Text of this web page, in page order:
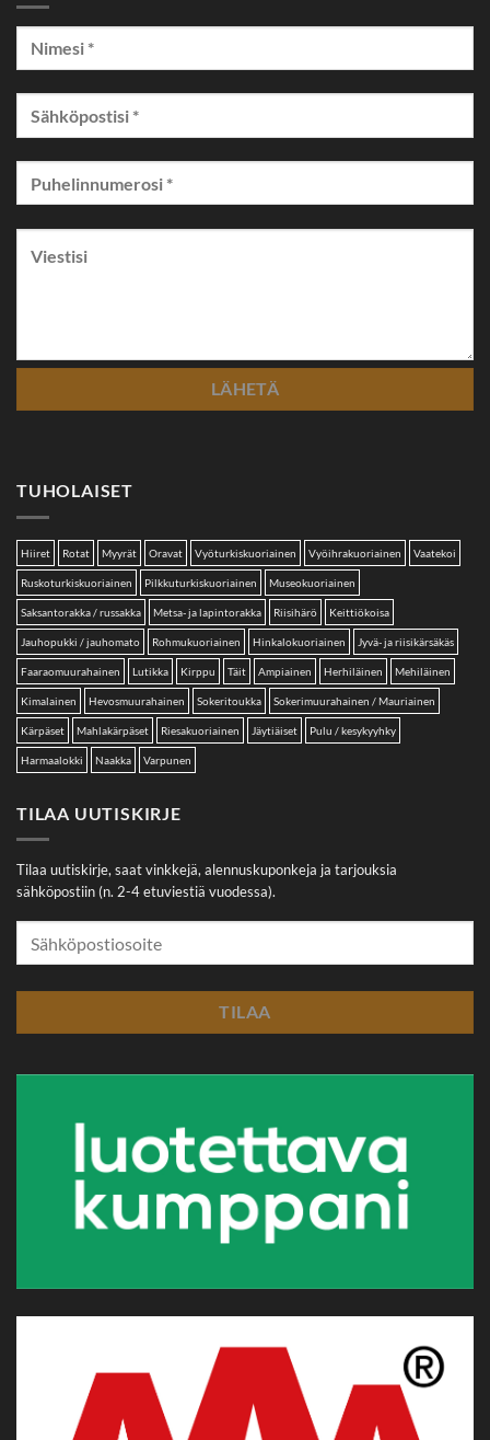
TUHOLAISET
Hiiret Rotat Myyrät Oravat Vyöturkiskuoriainen Vyöihrakuoriainen Vaatekoi
Ruskoturkiskuoriainen Pilkkuturkiskuoriainen Museokuoriainen
Saksantorakka / russakka Metsa- ja lapintorakka Riisihärö Keittiökoisa
Jauhopukki / jauhomato Rohmukuoriainen Hinkalokuoriainen Jyvä- ja riisikärsäkäs
Faaraomuurahainen Lutikka Kirppu Täit Ampiainen Herhiläinen Mehiläinen
Kimalainen Hevosmuurahainen Sokeritoukka Sokerimuurahainen / Mauriainen
Kärpäset Mahlakärpäset Riesakuoriainen Jäytiäiset Pulu / kesykyyhky
Harmaalokki Naakka Varpunen
TILAA UUTISKIRJE
Tilaa uutiskirje, saat vinkkejä, alennuskuponkeja ja tarjouksia
sähköpostiin (n. 2-4 etuviestiä vuodessa).